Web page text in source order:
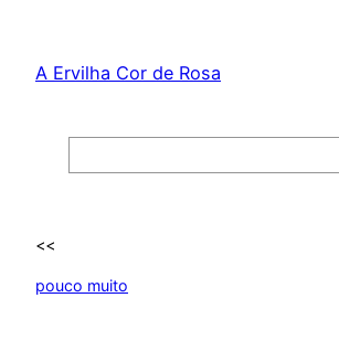
content
A Ervilha Cor de Rosa
<<
pouco muito